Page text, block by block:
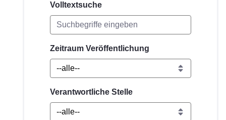
Volltextsuche
Zeitraum Veröffentlichung
Verantwortliche Stelle